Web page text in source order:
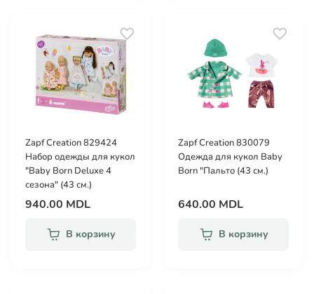
Zapf Creation 829424
Набор одежды для кукол
"Baby Born Deluxe 4
сезона" (43 см.)
940.00 MDL
В корзину
Zapf Creation 830079
Одежда для кукол Baby
Born "Пальто (43 см.)
640.00 MDL
В корзину